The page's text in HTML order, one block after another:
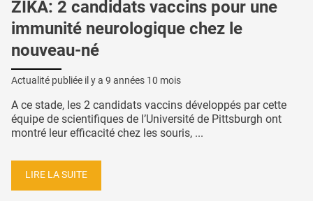
ZIKA: 2 candidats vaccins pour une
immunité neurologique chez le
nouveau-né
Actualité publiée il y a 9 années 10 mois
A ce stade, les 2 candidats vaccins développés par cette
équipe de scientifiques de l’Université de Pittsburgh ont
montré leur efficacité chez les souris, ...
LIRE LA SUITE